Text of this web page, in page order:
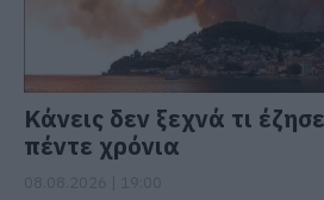
Κάνεις δεν ξεχνά τι
πέντε χρόνια